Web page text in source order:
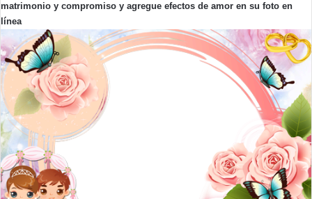
matrimonio y compromiso y agregue efectos de amor en su foto en
línea